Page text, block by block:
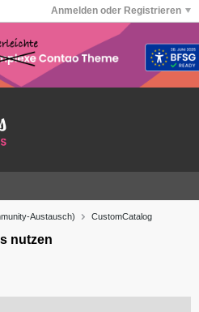
Anmelden oder Registrieren
Austausch) CustomCatalog
nutzen